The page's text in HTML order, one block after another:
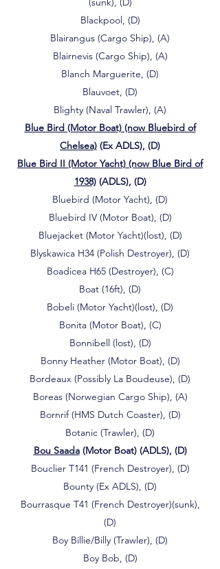
Blackpool, (D)
Blairangus (Cargo Ship), (A)
Blairnevis (Cargo Ship), (A)
Blanch Marguerite, (D)
Blauvoet, (D)
Blighty (Naval Trawler), (A)
Blue Bird (Motor Boat) (now Bluebird of
Chelsea) (Ex ADLS), (D)
Blue Bird II (Motor Yacht) (now Blue Bird of
1938)(ADLS), (D)
Bluebird (Motor Yacht), (D)
Bluebird IV (Motor Boat), (D)
Bluejacket (Motor Yacht)(lost), (D)
Blyskawica H34 (Polish Destroyer), (D)
Boadicea H65 (Destroyer), (C)
Boat (16ft), (D)
Bobeli (Motor Yacht)(lost), (D)
Bonita (Motor Boat), (C)
Bonnibell (lost), (D)
Bonny Heather (Motor Boat), (D)
Bordeaux (Possibly La Boudeuse), (D)
Boreas (Norwegian Cargo Ship), (A)
Bornrif (HMS Dutch Coaster), (D)
Botanic (Trawler), (D)
Bou Saada(Motor Boat) (ADLS), (D)
Bouclier T141 (French Destroyer), (D)
Bounty (Ex ADLS), (D)
Bourrasque T41 (French Destroyer)(sunk),
(D)
Boy Billie/Billy (Trawler), (D)
Boy Bob, (D)